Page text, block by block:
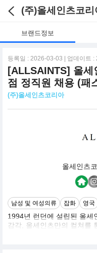
(주)올세인츠코
브랜드정보
등록일 : 2026-03-03 | 업데이트 :
[ALLSAINTS] 올세
점 정직원 채용 (패
(주)올세인츠코리아
올세인츠
남성 및 여성의류 잡화 영국
1994년 런던에 설립된 올세
감각, 올세인츠만의 컬쳐를
재 유럽과 미국을 비롯한
고 있다. 올세인츠는 뮤직